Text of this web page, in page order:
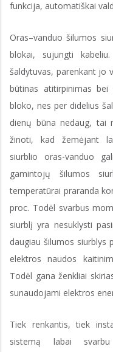
funkcija, automatiškai
Oras–vanduo šilumos
blokai, sujungti
šaldytuvas, parenkant jo
būtinas atitirpinimas
bloko, nes per didelius
dienų būna nedaug, tai
žinoti, kad žemėjant
siurblio oras-vanduo
gamintojų šilumos
temperatūrai praranda
proc. Todėl svarbus
siurblį yra nesuklysti
daugiau šilumos siurblys
elektros naudos
Todėl gana ženkliai
sunaudojami elektros
Tiek renkantis, tiek
sistemą labai